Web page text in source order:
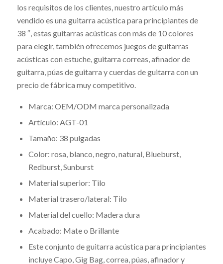
los requisitos de los clientes, nuestro artículo más
vendido es una guitarra acústica para principiantes de
38 ″, estas guitarras acústicas con más de 10 colores
para elegir, también ofrecemos juegos de guitarras
acústicas con estuche, guitarra correas, afinador de
guitarra, púas de guitarra y cuerdas de guitarra con un
precio de fábrica muy competitivo.
Marca: OEM/ODM marca personalizada
Artículo: AGT-01
Tamaño: 38 pulgadas
Color: rosa, blanco, negro, natural, Blueburst,
Redburst, Sunburst
Material superior: Tilo
Material trasero/lateral: Tilo
Material del cuello: Madera dura
Acabado: Mate o Brillante
Este conjunto de guitarra acústica para principiantes
incluye Capo, Gig Bag, correa, púas, afinador y